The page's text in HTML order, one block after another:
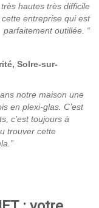
hautes très difficile
entreprise qui est
parfaitement outillée. “
Solre-sur-
notre maison une
en plexi-glas. C’est
c’est toujours à
trouver cette